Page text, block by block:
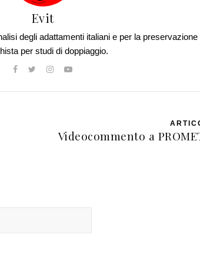
Evit
degli adattamenti italiani e per la
per studi di doppiaggio.
Videocommento a